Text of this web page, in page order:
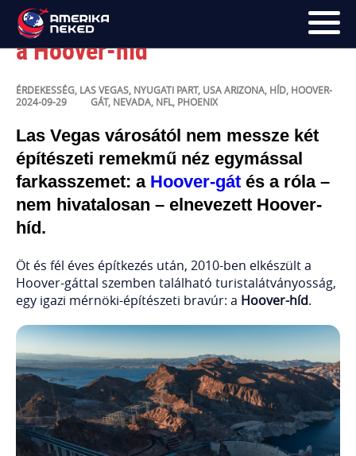
HÍRLEVÉL
BLOG
RÓLUNK
KÉPEK
Sok szempontból a hidak legje:
a Hoover-híd
ÉRDEKESSÉG, LAS VEGAS, NYUGATI PART, USAARIZONA, HÍD, HOOVER-
GÁT, NEVADA, NFL, PHOENIX
2024-09-29
Las Vegas városától nem messze két
építészeti remekmű néz egymással
farkasszemet: a Hoover-gát és a róla –
nem hivatalosan – elnevezett Hoover-
híd.
Öt és fél éves építkezés után, 2010-ben elkészült a
Hoover-gáttal szemben található turistalátványosság,
egy igazi mérnöki-építészeti bravúr: a Hoover-híd.